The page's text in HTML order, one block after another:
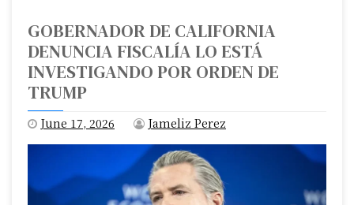
GOBERNADOR DE CALIFORNIA
DENUNCIA FISCALÍA LO ESTÁ
INVESTIGANDO POR ORDEN DE
TRUMP
June 17, 2026 Jameliz Perez